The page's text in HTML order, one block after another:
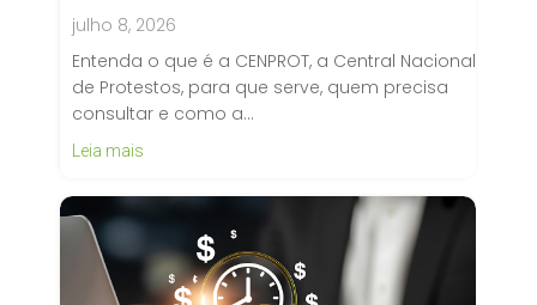
julho 8, 2026
Entenda o que é a CENPROT, a Central Nacional
de Protestos, para que serve, quem precisa
consultar e como a…
Leia mais